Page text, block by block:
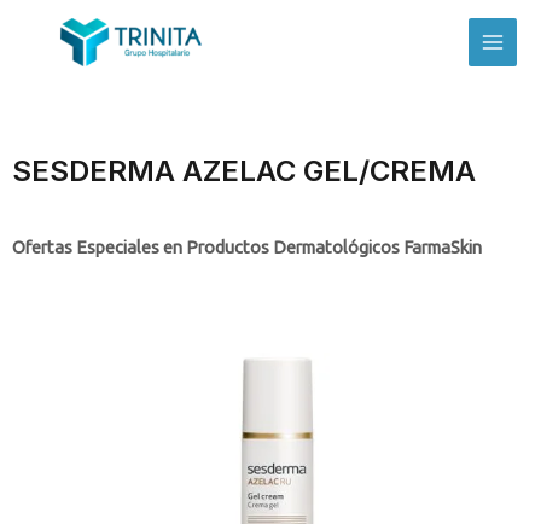
SESDERMA AZELAC GEL/CREMA
Ofertas Especiales en Productos Dermatológicos FarmaSkin